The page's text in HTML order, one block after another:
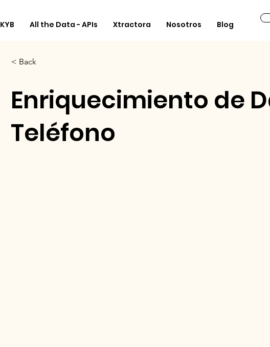
KYB All the Data - APIs Xtractora Nosotros Blog
< Back
Enriquecimiento de
Teléfono